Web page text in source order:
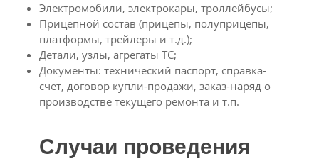
Электромобили, электрокары, троллейбусы;
Прицепной состав (прицепы, полуприцепы,
платформы, трейлеры и т.д.);
Детали, узлы, агрегаты ТС;
Документы: технический паспорт, справка-
счет, договор купли-продажи, заказ-наряд о
производстве текущего ремонта и т.п.
Случаи проведения